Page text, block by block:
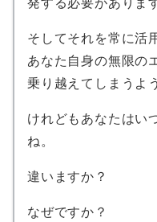
そしてそれを常に活
あなた自身の無限の
乗り越えてしまうよ
けれどもあなたはい
ね。
違いますか？
なぜですか？